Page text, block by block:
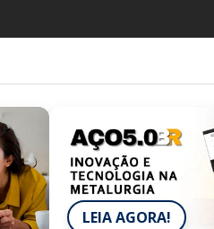
LEIA AGORA!